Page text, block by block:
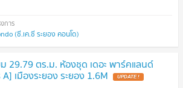
(ซี.เค.ซี ระยอง คอนโด)
29.79 ตร.ม. ห้องชุด เดอะ พาร์คแลนด์
เมืองระยอง ระยอง 1.6M UPDATE !